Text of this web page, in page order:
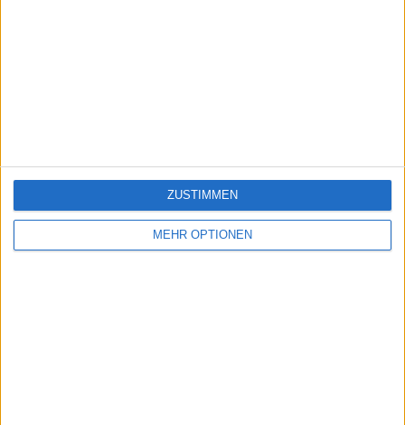
MEHR OPTIONEN
ZUSTIMMEN